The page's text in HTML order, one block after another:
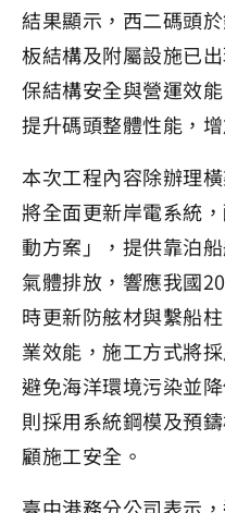
結果顯示，西二碼頭
板結構及附屬設施已
保結構安全與營運效
提升碼頭整體性能，
本次工程內容除辦理
將全面更新岸電系統
動方案」，提供靠泊
氣體排放，響應我國
時更新防舷材與繫船
業效能，施工方式將
避免海洋環境污染並
則採用系統鋼模及預
顧施工安全。